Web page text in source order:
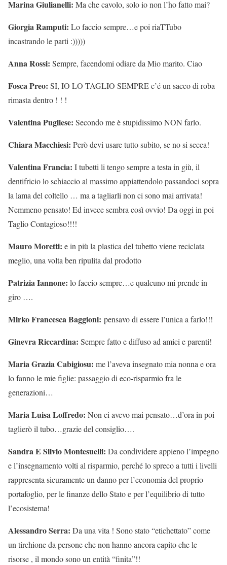
Marina Giulianelli: Ma che cavolo, solo io non l’ho fatto mai?
Giorgia Ramputi: Lo faccio sempre…e poi riaTTubo
incastrando le parti :)))))
Anna Rossi: Sempre, facendomi odiare da Mio marito. Ciao
Fosca Preo: SI, IO LO TAGLIO SEMPRE c’é un sacco di roba
rimasta dentro ! ! !
Valentina Pugliese: Secondo me è stupidissimo NON farlo.
Chiara Macchiesi: Però devi usare tutto subito, se no si secca!
Valentina Francia: I tubetti li tengo sempre a testa in giù, il
dentifricio lo schiaccio al massimo appiattendolo passandoci sopra
la lama del coltello … ma a tagliarli non ci sono mai arrivata!
Nemmeno pensato! Ed invece sembra così ovvio! Da oggi in poi
Taglio Contagioso!!!!
Mauro Moretti: e in più la plastica del tubetto viene reciclata
meglio, una volta ben ripulita dal prodotto
Patrizia Iannone: lo faccio sempre…e qualcuno mi prende in
giro ….
Mirko Francesca Baggioni: pensavo di essere l’unica a farlo!!!
Ginevra Riccardina: Sempre fatto e diffuso ad amici e parenti!
Maria Grazia Cabigiosu: me l’aveva insegnato mia nonna e ora
lo fanno le mie figlie: passaggio di eco-risparmio fra le
generazioni…
Maria Luisa Loffredo: Non ci avevo mai pensato…d’ora in poi
taglierò il tubo…grazie del consiglio….
Sandra E Silvio Montesuelli: Da condividere appieno l’impegno
e l’insegnamento volti al risparmio, perché lo spreco a tutti i livelli
rappresenta sicuramente un danno per l’economia del proprio
portafoglio, per le finanze dello Stato e per l’equilibrio di tutto
l’ecosistema!
Alessandro Serra: Da una vita ! Sono stato “etichettato” come
un tirchione da persone che non hanno ancora capito che le
risorse , il mondo sono un entità “finita”!!